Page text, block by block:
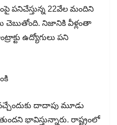
పనిచేస్తున్న 22వేల మందిని
చెబుతోంది. నిజానికి వీళ్లంతా
ఉద్యోగులు పని
దాదాపు మూడు
భావిస్తున్నారు. రాష్ట్రంలో